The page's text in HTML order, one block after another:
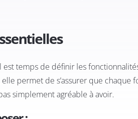
temps de définir les
permet de s’assurer que
simplement agréable à avoir.